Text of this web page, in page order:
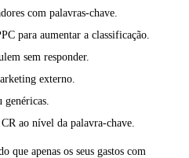
com palavras-chave.
para aumentar a classificação.
sem responder.
externo.
ao nível da palavra-chave.
que apenas os seus gastos com